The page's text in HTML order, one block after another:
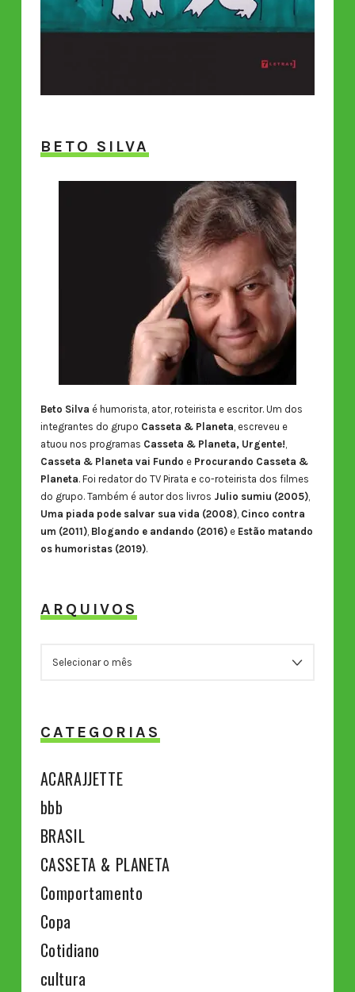
BETO SILVA
Beto Silva é humorista, ator, roteirista e escritor. Um dos
integrantes do grupo Casseta & Planeta, escreveu e
atuou nos programas Casseta & Planeta, Urgente!,
Casseta & Planeta vai Fundo e Procurando Casseta &
Planeta. Foi redator do TV Pirata e co-roteirista dos filmes
do grupo. Também é autor dos livros Julio sumiu (2005),
Uma piada pode salvar sua vida (2008), Cinco contra
um (2011), Blogando e andando (2016)e Estão matando
os humoristas (2019).
ARQUIVOS
CATEGORIAS
ACARAJJETTE
bbb
BRASIL
CASSETA & PLANETA
Comportamento
Copa
Cotidiano
cultura